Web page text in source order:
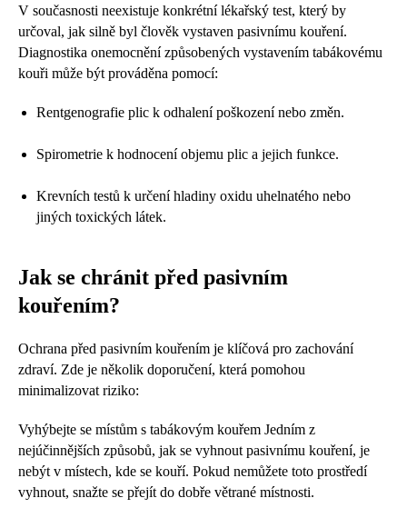
V současnosti neexistuje konkrétní lékařský test, který by
určoval, jak silně byl člověk vystaven pasivnímu kouření.
Diagnostika onemocnění způsobených vystavením tabákovému
kouři může být prováděna pomocí:
Rentgenografie plic k odhalení poškození nebo změn.
Spirometrie k hodnocení objemu plic a jejich funkce.
Krevních testů k určení hladiny oxidu uhelnatého nebo
jiných toxických látek.
Jak se chránit před pasivním
kouřením?
Ochrana před pasivním kouřením je klíčová pro zachování
zdraví. Zde je několik doporučení, která pomohou
minimalizovat riziko:
Vyhýbejte se místům s tabákovým kouřem Jedním z
nejúčinnějších způsobů, jak se vyhnout pasivnímu kouření, je
nebýt v místech, kde se kouří. Pokud nemůžete toto prostředí
vyhnout, snažte se přejít do dobře větrané místnosti.